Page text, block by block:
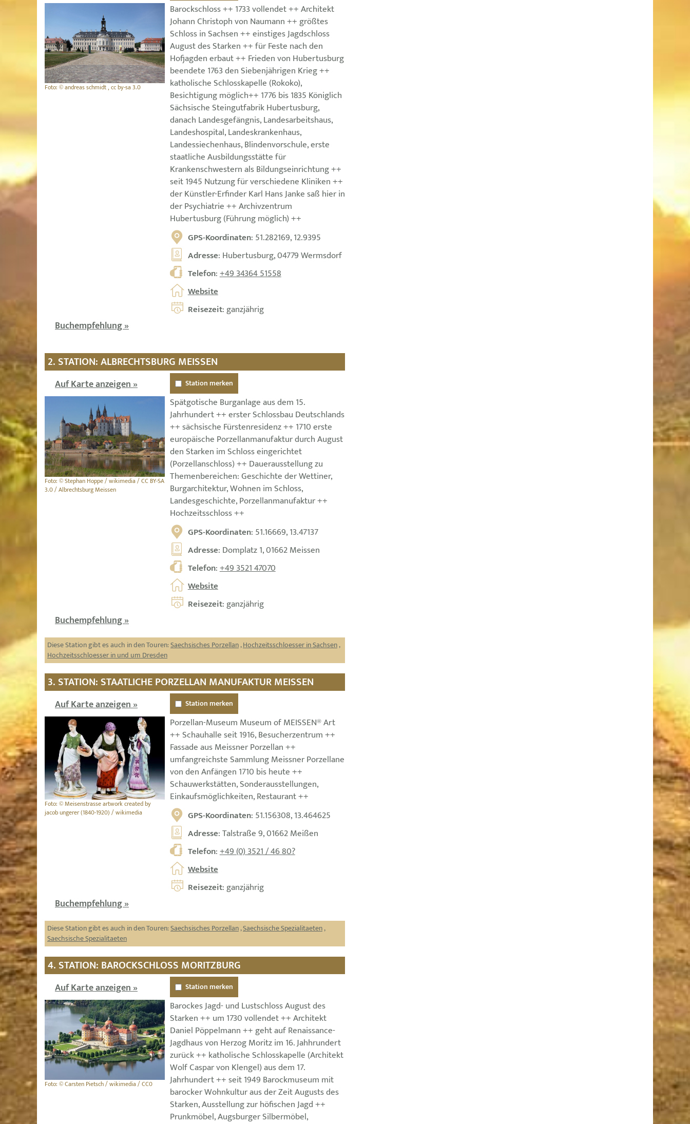
Foto: © andreas schmidt , cc by-sa 3.0
Barockschloss ++ 1733 vollendet ++ Architekt
Johann Christoph von Naumann ++ größtes
Schloss in Sachsen ++ einstiges Jagdschloss
August des Starken ++ für Feste nach den
Hofjagden erbaut ++ Frieden von Hubertusburg
beendete 1763 den Siebenjährigen Krieg ++
katholische Schlosskapelle (Rokoko),
Besichtigung möglich++ 1776 bis 1835 Königlich
Sächsische Steingutfabrik Hubertusburg,
danach Landesgefängnis, Landesarbeitshaus,
Landeshospital, Landeskrankenhaus,
Landessiechenhaus, Blindenvorschule, erste
staatliche Ausbildungsstätte für
Krankenschwestern als Bildungseinrichtung ++
seit 1945 Nutzung für verschiedene Kliniken ++
der Künstler-Erfinder Karl Hans Janke saß hier in
der Psychiatrie ++ Archivzentrum
Hubertusburg (Führung möglich) ++
GPS-Koordinaten: 51.282169, 12.9395
Adresse: Hubertusburg, 04779 Wermsdorf
Telefon:+49 34364 51558
Website
Reisezeit: ganzjährig
Buchempfehlung »
2. STATION: ALBRECHTSBURG MEISSEN
Auf Karte anzeigen »
Foto: © Stephan Hoppe / wikimedia / CC BY-SA
3.0 / Albrechtsburg Meissen
Station merken
Spätgotische Burganlage aus dem 15.
Jahrhundert ++ erster Schlossbau Deutschlands
++ sächsische Fürstenresidenz ++ 1710 erste
europäische Porzellanmanufaktur durch August
den Starken im Schloss eingerichtet
(Porzellanschloss) ++ Dauerausstellung zu
Themenbereichen: Geschichte der Wettiner,
Burgarchitektur, Wohnen im Schloss,
Landesgeschichte, Porzellanmanufaktur ++
Hochzeitsschloss ++
GPS-Koordinaten: 51.16669, 13.47137
Adresse: Domplatz 1, 01662 Meissen
Telefon:+49 3521 47070
Website
Reisezeit: ganzjährig
Buchempfehlung »
Diese Station gibt es auch in den Touren:Saechsisches Porzellan,Hochzeitsschloesser in Sachsen,
Hochzeitsschloesser in und um Dresden
3. STATION: STAATLICHE PORZELLAN MANUFAKTUR MEISSEN
Auf Karte anzeigen »
Foto: © Meisenstrasse artwork created by
jacob ungerer (1840-1920) / wikimedia
Station merken
Porzellan-Museum Museum of MEISSEN® Art
++ Schauhalle seit 1916, Besucherzentrum ++
Fassade aus Meissner Porzellan ++
umfangreichste Sammlung Meissner Porzellane
von den Anfängen 1710 bis heute ++
Schauwerkstätten, Sonderausstellungen,
Einkaufsmöglichkeiten, Restaurant ++
GPS-Koordinaten: 51.156308, 13.464625
Adresse: Talstraße 9, 01662 Meißen
Telefon:+49 (0) 3521 / 46 80?
Website
Reisezeit: ganzjährig
Buchempfehlung »
Diese Station gibt es auch in den Touren:Saechsisches Porzellan,Saechsische Spezialitaeten,
Saechsische Spezialitaeten
4. STATION: BAROCKSCHLOSS MORITZBURG
Auf Karte anzeigen »
Foto: © Carsten Pietsch / wikimedia / CC0
Station merken
Barockes Jagd- und Lustschloss August des
Starken ++ um 1730 vollendet ++ Architekt
Daniel Pöppelmann ++ geht auf Renaissance-
Jagdhaus von Herzog Moritz im 16. Jahhrundert
zurück ++ katholische Schlosskapelle (Architekt
Wolf Caspar von Klengel) aus dem 17.
Jahrhundert ++ seit 1949 Barockmuseum mit
barocker Wohnkultur aus der Zeit Augusts des
Starken, Ausstellung zur höfischen Jagd ++
Prunkmöbel, Augsburger Silbermöbel,